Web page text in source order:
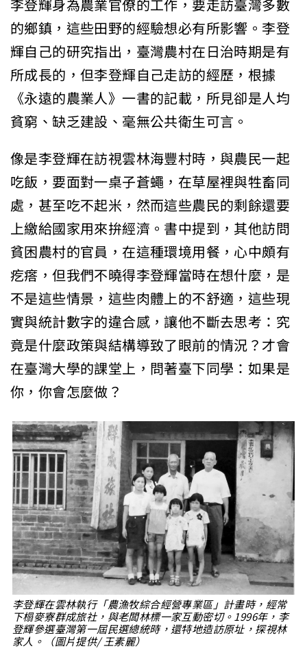
的鄉鎮，這些田野的經驗想必有所影響。李登
輝自己的研究指出，臺灣農村在日治時期是有
所成長的，但李登輝自己走訪的經歷，根據
《永遠的農業人》一書的記載，所見卻是人均
貧窮、缺乏建設、毫無公共衛生可言。
像是李登輝在訪視雲林海豐村時，與農民一起
吃飯，要面對一桌子蒼蠅，在草屋裡與牲畜同
處，甚至吃不起米，然而這些農民的剩餘還要
上繳給國家用來拚經濟。書中提到，其他訪問
貧困農村的官員，在這種環境用餐，心中頗有
疙瘩，但我們不曉得李登輝當時在想什麼，是
不是這些情景，這些肉體上的不舒適，這些現
實與統計數字的違合感，讓他不斷去思考：究
竟是什麼政策與結構導致了眼前的情況？才會
在臺灣大學的課堂上，問著臺下同學：如果是
你，你會怎麼做？
李登輝在雲林執行「農漁牧綜合經營專業區」計畫時，經常
下榻麥寮群成旅社，與老闆林標一家互動密切。1996年，李
登輝參選臺灣第一屆民選總統時，還特地造訪原址，探視林
家人。（圖片提供/ 王素麗）